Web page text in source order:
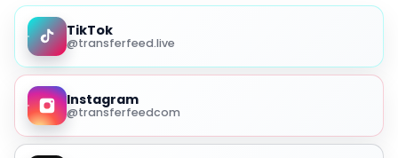
TikTok
@transferfeed.live
Instagram
@transferfeedcom